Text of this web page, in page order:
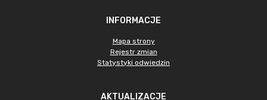
INFORMACJE
Mapa strony
Rejestr zmian
Statystyki odwiedzin
AKTUALIZACJE